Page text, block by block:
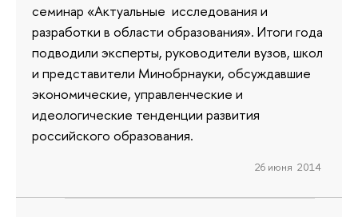
семинар «Актуальные исследования и
разработки в области образования». Итоги года
подводили эксперты, руководители вузов, школ
и представители Минобрнауки, обсуждавшие
экономические, управленческие и
идеологические тенденции развития
российского образования.
26 июня 2014